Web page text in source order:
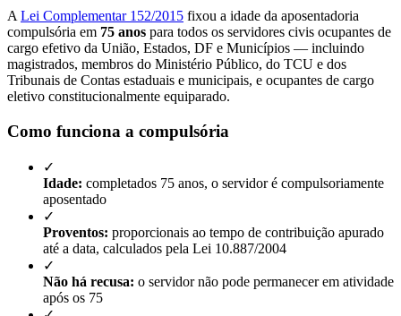
A Lei Complementar 152/2015 fixou a idade da aposentadoria
compulsória em 75 anos para todos os servidores civis ocupantes de
cargo efetivo da União, Estados, DF e Municípios — incluindo
magistrados, membros do Ministério Público, do TCU e dos
Tribunais de Contas estaduais e municipais, e ocupantes de cargo
eletivo constitucionalmente equiparado.
Como funciona a compulsória
✓
Idade: completados 75 anos, o servidor é compulsoriamente
aposentado
✓
Proventos: proporcionais ao tempo de contribuição apurado
até a data, calculados pela Lei 10.887/2004
✓
Não há recusa: o servidor não pode permanecer em atividade
após os 75